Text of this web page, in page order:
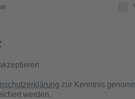
zur Kenntnis
werden.